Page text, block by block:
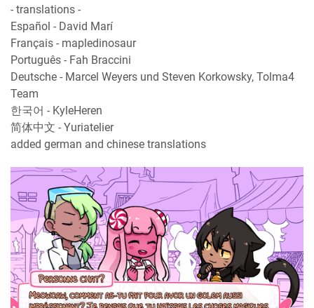
- translations -
Español - David Marí
Français - mapledinosaur
Português - Fah Braccini
Deutsche - Marcel Weyers und Steven Korkowsky, Tolma4
Team
한국어 - KyleHeren
简体中文 - Yuriatelier
added german and chinese translations